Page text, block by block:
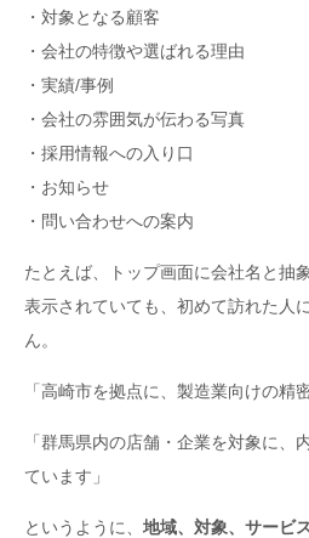
・対象となる顧客
・会社の特徴や選ばれる理由
・実績/事例
・会社の雰囲気が伝わる写真
・採用情報への入り口
・お知らせ
・問い合わせへの案内
たとえば、トップ画面に会社名と抽
表示されていても、初めて訪れた人
ん。
「高崎市を拠点に、製造業向けの精
「群馬県内の店舗・企業を対象に、
ています」
というように、 地域、対象、サービ